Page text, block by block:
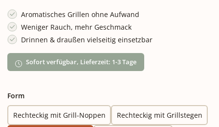
Aromatisches Grillen ohne Aufwand
Weniger Rauch, mehr Geschmack
Drinnen & draußen vielseitig einsetzbar
Sofort verfügbar, Lieferzeit: 1-3 Tage
Formauswählen
Rechteckig mit Grill-Noppen Rechteckig mit Grillstegen